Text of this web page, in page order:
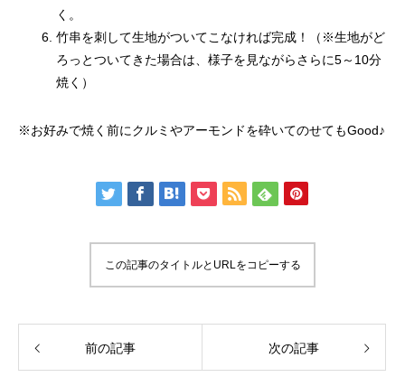
く。
竹串を刺して生地がついてこなければ完成！（※生地がど
ろっとついてきた場合は、様子を見ながらさらに5～10分
焼く）
※お好みで焼く前にクルミやアーモンドを砕いてのせてもGood♪
この記事のタイトルとURLをコピーする
前の記事 次の記事